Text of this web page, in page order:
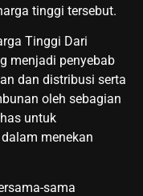
tinggi tersebut.
Tinggi Dari
menjadi penyebab
dan distribusi serta
oleh sebagian
untuk
menekan
sama